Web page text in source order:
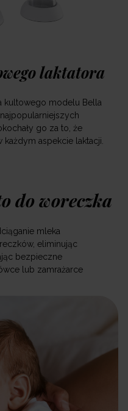
laktatora
kultowego modelu Bella
go za to, że
aspekcie laktacji.
do woreczka
mleka
eliminując
bezpieczne
lub zamrażarce